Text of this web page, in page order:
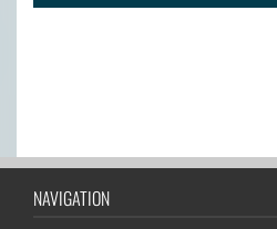
NAVIGATION